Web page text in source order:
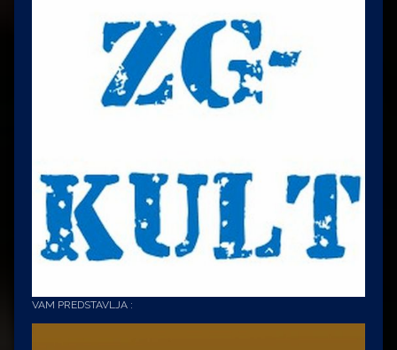
VAM PREDSTAVLJA :